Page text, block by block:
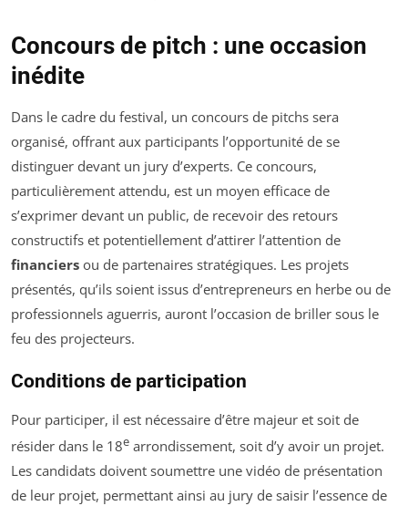
Concours de pitch : une occasion
inédite
Dans le cadre du festival, un concours de pitchs sera
organisé, offrant aux participants l’opportunité de se
distinguer devant un jury d’experts. Ce concours,
particulièrement attendu, est un moyen efficace de
s’exprimer devant un public, de recevoir des retours
constructifs et potentiellement d’attirer l’attention de
financiers ou de partenaires stratégiques. Les projets
présentés, qu’ils soient issus d’entrepreneurs en herbe ou de
professionnels aguerris, auront l’occasion de briller sous le
feu des projecteurs.
Conditions de participation
Pour participer, il est nécessaire d’être majeur et soit de
résider dans le 18e arrondissement, soit d’y avoir un projet.
Les candidats doivent soumettre une vidéo de présentation
de leur projet, permettant ainsi au jury de saisir l’essence de